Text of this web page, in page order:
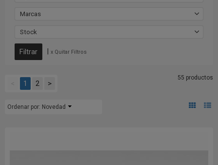
Marcas
Stock
| x Quitar Filtros
1 2 >
55 productos
Ordenar por: Novedad